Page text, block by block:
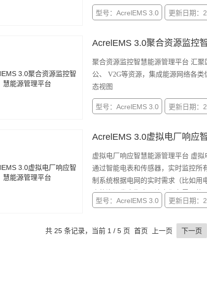
型号：AcrelEMS 3.0 更新日期：
AcrelEMS 3.0聚合资源监控
聚合资源监控智慧能源管理平台 汇
公、 V2G等资源，集成能源网络各
态视图
型号：AcrelEMS 3.0 更新日期：
AcrelEMS 3.0虚拟电厂响应
虚拟电厂响应智慧能源管理平台 虚
通过智能电表和传感器，实时监控所
制系统根据电网的实时需求（比如用
合的资源发出指令，让它们在需要的
型号：AcrelEMS 3.0 更新日期：
共 25 条记录，当前 1 / 5 页 首页 上一页 下一页